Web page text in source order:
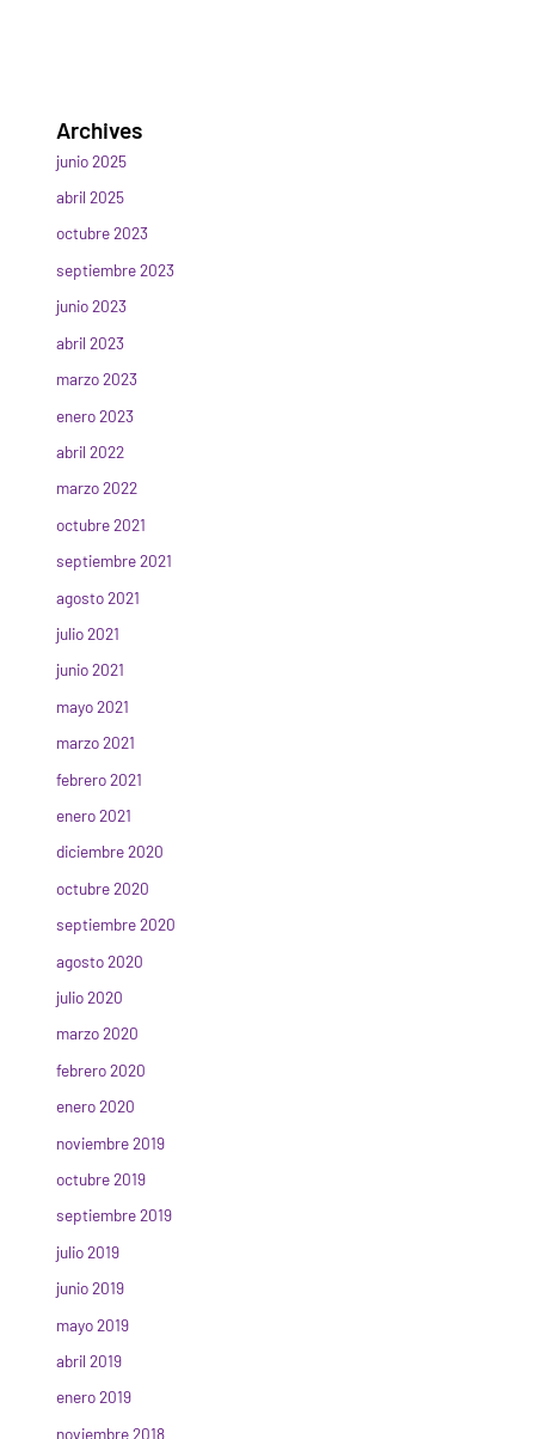
Archives
junio 2025
abril 2025
octubre 2023
septiembre 2023
junio 2023
abril 2023
marzo 2023
enero 2023
abril 2022
marzo 2022
octubre 2021
septiembre 2021
agosto 2021
julio 2021
junio 2021
mayo 2021
marzo 2021
febrero 2021
enero 2021
diciembre 2020
octubre 2020
septiembre 2020
agosto 2020
julio 2020
marzo 2020
febrero 2020
enero 2020
noviembre 2019
octubre 2019
septiembre 2019
julio 2019
junio 2019
mayo 2019
abril 2019
enero 2019
noviembre 2018